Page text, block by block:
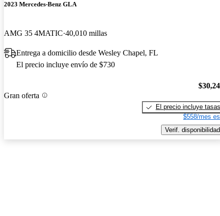
2023 Mercedes-Benz GLA
AMG 35 4MATIC 40,010 millas
Entrega a domicilio desde Wesley Chapel, FL
El precio incluye envío de $730
Gran oferta
El precio incluye tasas
$558/mes
Verif. disponibilidad